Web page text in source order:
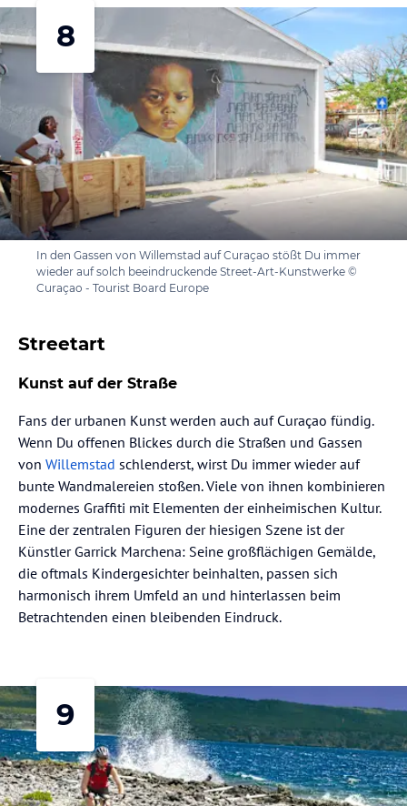
8
In den Gassen von Willemstad auf Curaçao stößt Du immer
wieder auf solch beeindruckende Street-Art-Kunstwerke ©
Curaçao - Tourist Board Europe
Streetart
Kunst auf der Straße
Fans der urbanen Kunst werden auch auf Curaçao fündig.
Wenn Du offenen Blickes durch die Straßen und Gassen
von Willemstad schlenderst, wirst Du immer wieder auf
bunte Wandmalereien stoßen. Viele von ihnen kombinieren
modernes Graffiti mit Elementen der einheimischen Kultur.
Eine der zentralen Figuren der hiesigen Szene ist der
Künstler Garrick Marchena: Seine großflächigen Gemälde,
die oftmals Kindergesichter beinhalten, passen sich
harmonisch ihrem Umfeld an und hinterlassen beim
Betrachtenden einen bleibenden Eindruck.
9